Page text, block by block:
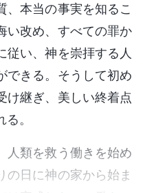
、本当の事実を知るこ
い改め、すべての罪か
従い、神を崇拝する人
できる。そうして初め
け継ぎ、美しい終着点
。
人類を救う働きを始め
の日に神の家から始ま